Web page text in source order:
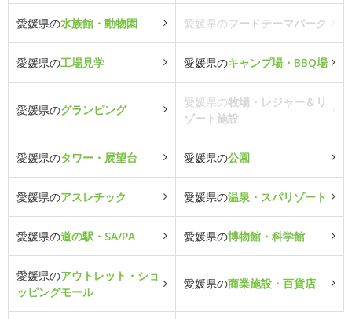
愛媛県の水族館・動物園 愛媛県のフードテーマパーク
愛媛県の工場見学 愛媛県のキャンプ場・BBQ場
愛媛県のグランピング
愛媛県の牧場・レジャー＆リ
ゾート施設
愛媛県のタワー・展望台 愛媛県の公園
愛媛県のアスレチック 愛媛県の温泉・スパリゾート
愛媛県の道の駅・SA/PA 愛媛県の博物館・科学館
愛媛県のアウトレット・ショ
ッピングモール
愛媛県の商業施設・百貨店